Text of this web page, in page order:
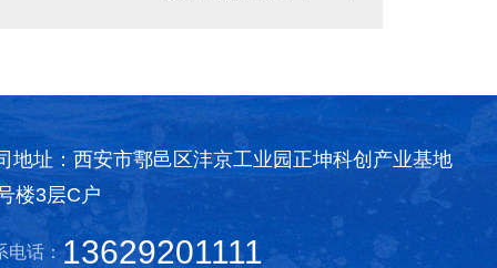
地址：西安市鄠邑区沣京工业园正坤科创产业基地
楼3层C户
电话：13629201111